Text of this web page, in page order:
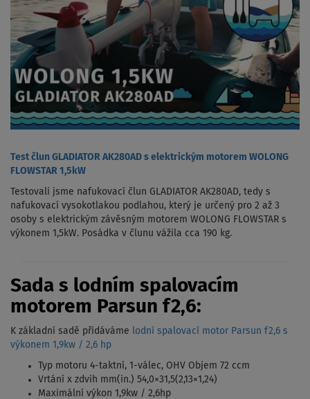
Test člun GLADIATOR AK280AD s elektrickým motorem WOLONG
FLOWSTAR 1,5kW
Testovali jsme nafukovací člun GLADIATOR AK280AD, tedy s
nafukovací vysokotlakou podlahou, který je určený pro 2 až 3
osoby s elektrickým závěsným motorem WOLONG FLOWSTAR s
výkonem 1,5kW. Posádka v člunu vážila cca 190 kg.
Sada s lodním spalovacím
motorem Parsun f2,6:
K základní sadě přidáváme lodní spalovací motor Parsun f2,6 s
výkonem 1,9kw / 2,6 hp
Typ motoru 4-taktní, 1-válec, OHV Objem 72 ccm
Vrtání x zdvih mm(in.) 54,0×31,5(2,13×1,24)
Maximální výkon 1,9kw / 2,6hp